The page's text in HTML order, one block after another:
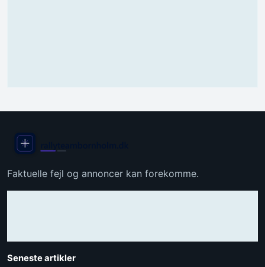
Faktuelle fejl og annoncer kan forekomme.
Seneste artikler